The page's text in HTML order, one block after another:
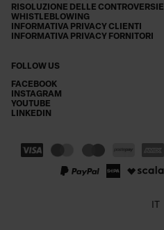
RISOLUZIONE DELLE CONTROVERSIE
WHISTLEBLOWING
INFORMATIVA PRIVACY CLIENTI
INFORMATIVA PRIVACY FORNITORI
FOLLOW US
FACEBOOK
INSTAGRAM
YOUTUBE
LINKEDIN
IT